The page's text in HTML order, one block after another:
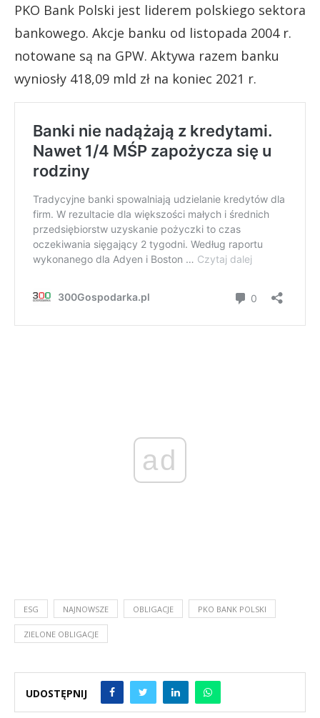
PKO Bank Polski jest liderem polskiego sektora
bankowego. Akcje banku od listopada 2004 r.
notowane są na GPW. Aktywa razem banku
wyniosły 418,09 mld zł na koniec 2021 r.
ad
ESG NAJNOWSZE OBLIGACJE PKO BANK POLSKI
ZIELONE OBLIGACJE
UDOSTĘPNIJ